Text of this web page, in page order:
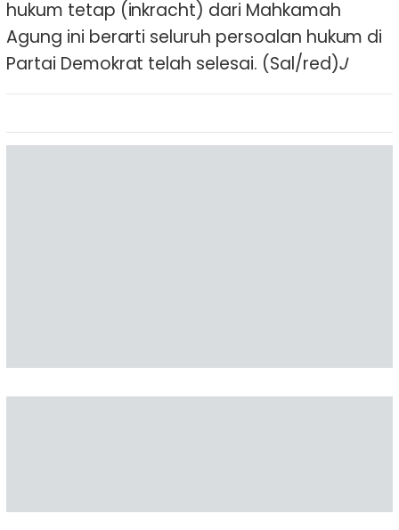
hukum tetap (inkracht) dari Mahkamah
Agung ini berarti seluruh persoalan hukum di
Partai Demokrat telah selesai. (Sal/red)J